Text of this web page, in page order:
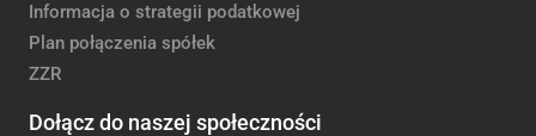
Informacja o strategii podatkowej
Plan połączenia spółek
ZZR
Dołącz do naszej społeczności